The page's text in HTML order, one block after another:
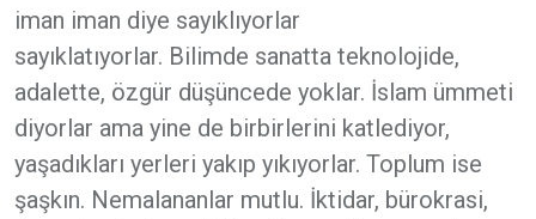
iman iman diye sayıklıyorlar
sayıklatıyorlar. Bilimde sanatta teknolojide,
adalette, özgür düşüncede yoklar. İslam ümmeti
diyorlar ama yine de birbirlerini katlediyor,
yaşadıkları yerleri yakıp yıkıyorlar. Toplum ise
şaşkın. Nemalananlar mutlu. İktidar, bürokrasi,